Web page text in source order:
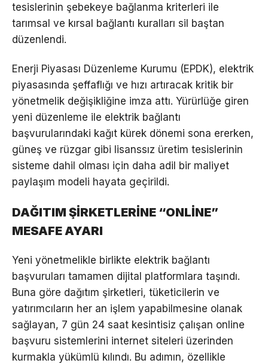
tesislerinin şebekeye bağlanma kriterleri ile
tarımsal ve kırsal bağlantı kuralları sil baştan
düzenlendi.
Enerji Piyasası Düzenleme Kurumu (EPDK), elektrik
piyasasında şeffaflığı ve hızı artıracak kritik bir
yönetmelik değişikliğine imza attı. Yürürlüğe giren
yeni düzenleme ile elektrik bağlantı
başvurularındaki kağıt kürek dönemi sona ererken,
güneş ve rüzgar gibi lisanssız üretim tesislerinin
sisteme dahil olması için daha adil bir maliyet
paylaşım modeli hayata geçirildi.
DAĞITIM ŞİRKETLERİNE “ONLİNE”
MESAFE AYARI
Yeni yönetmelikle birlikte elektrik bağlantı
başvuruları tamamen dijital platformlara taşındı.
Buna göre dağıtım şirketleri, tüketicilerin ve
yatırımcıların her an işlem yapabilmesine olanak
sağlayan, 7 gün 24 saat kesintisiz çalışan online
başvuru sistemlerini internet siteleri üzerinden
kurmakla yükümlü kılındı. Bu adımın, özellikle